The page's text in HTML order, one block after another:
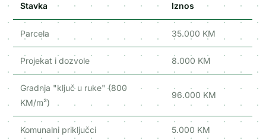
Stavka Iznos
Parcela 35.000 KM
Projekat i dozvole 8.000 KM
Gradnja "ključ u ruke" (800
KM/m²)
96.000 KM
Komunalni priključci 5.000 KM